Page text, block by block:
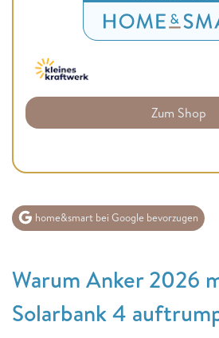
Zum Shop
home&smart bei Google bevorzugen
Warum Anker 2026
Solarbank 4